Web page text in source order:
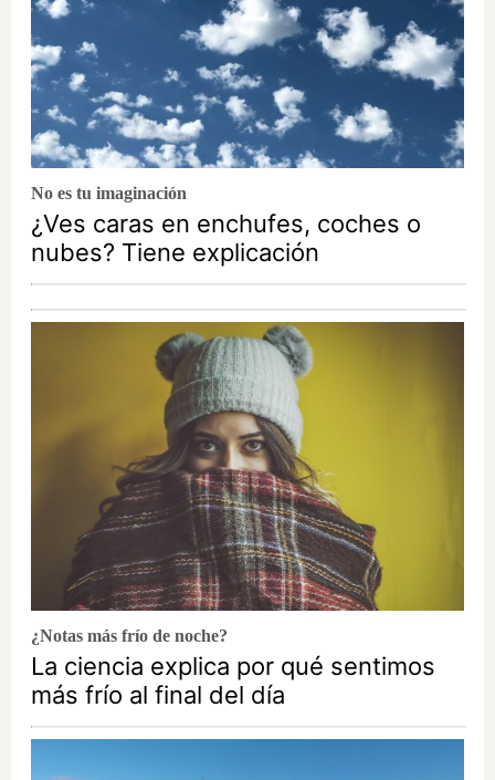
No es tu imaginación
¿Ves caras en enchufes, coches o
nubes? Tiene explicación
¿Notas más frío de noche?
La ciencia explica por qué sentimos
más frío al final del día